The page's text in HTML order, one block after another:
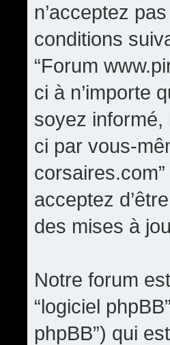
n’acceptez
conditions
“Forum
ci à n’importe
soyez informé,
ci par vous-
acceptez
des mises à
Notre forum
“logiciel
phpBB”) qui